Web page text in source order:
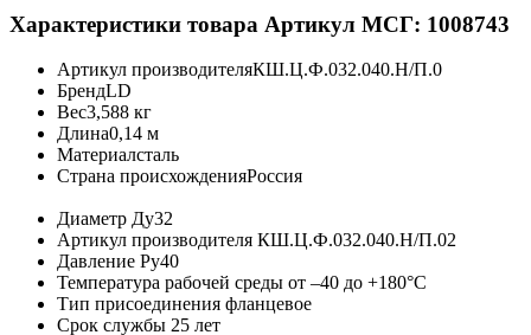
Характеристики товара Артикул МСГ: 1008743
Артикул производителяКШ.Ц.Ф.032.040.Н/П.0
БрендLD
Вес3,588 кг
Длина0,14 м
Материалсталь
Страна происхожденияРоссия
Диаметр Ду32
Артикул производителя КШ.Ц.Ф.032.040.Н/П.02
Давление Ру40
Температура рабочей среды от –40 до +180°C
Тип присоединения фланцевое
Срок службы 25 лет